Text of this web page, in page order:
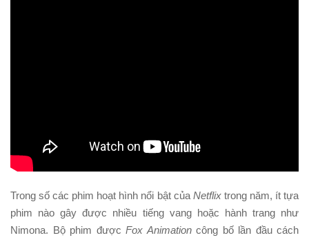
Trong số các phim hoạt hình nổi bật củaNetflixtrong năm, ít tựa
phim nào gây được nhiều tiếng vang hoặc hành trang như
Nimona. Bộ phim được Fox Animationcông bố lần đầu cách